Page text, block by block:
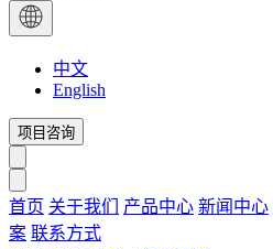
中文
English
项目咨询
首页 关于我们 产品中心 新闻中心
案 联系方式